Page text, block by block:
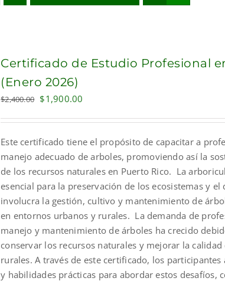
Certificado de Estudio Profesional
(Enero 2026)
$2,400.00 Original
$2,400.00.
$1,900.00
$1,900.00.
Este certificado tiene el propósito de capacitar a
manejo adecuado de arboles, promoviendo así la
de los recursos naturales en Puerto Rico. La
esencial para la preservación de los ecosistemas y
involucra la gestión, cultivo y mantenimiento de
en entornos urbanos y rurales. La demanda de
manejo y mantenimiento de árboles ha crecido
conservar los recursos naturales y mejorar la
rurales. A través de este certificado, los
y habilidades prácticas para abordar estos desafíos,